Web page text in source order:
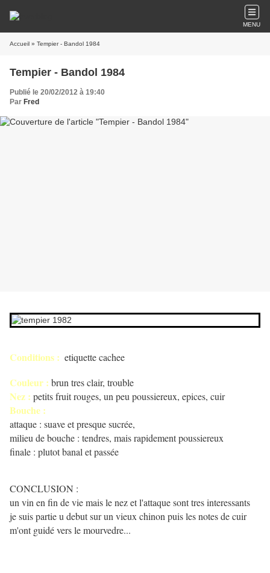
MENU
Accueil » Tempier - Bandol 1984
Tempier - Bandol 1984
Publié le 20/02/2012 à 19:40
Par Fred
Conditions : etiquette cachee
Couleur : brun tres clair, trouble
Nez : petits fruit rouges, un peu poussiereux, epices, cuir
Bouche :
attaque : suave et presque sucrée,
milieu de bouche : tendres, mais rapidement poussiereux
finale : plutot banal et passée
CONCLUSION :
un vin en fin de vie mais le nez et l'attaque sont tres interessants
je suis partie u debut sur un vieux chinon puis les notes de cuir
m'ont guidé vers le mourvedre...